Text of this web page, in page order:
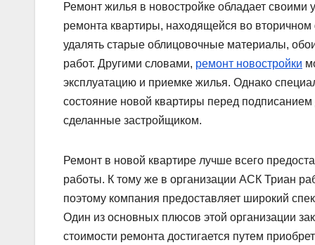
Ремонт жилья в новостройке обладает своими
ремонта квартиры, находящейся во
удалять старые облицовочные материалы,
работ. Другими словами, ремонт новостройки
эксплуатацию и приемке жилья. Однако
состояние новой квартиры перед
сделанные застройщиком.
Ремонт в новой квартире лучше всего
работы. К тому же в организации АСК Триан
поэтому компания предоставляет широкий
Один из основных плюсов этой организации
стоимости ремонта достигается путем